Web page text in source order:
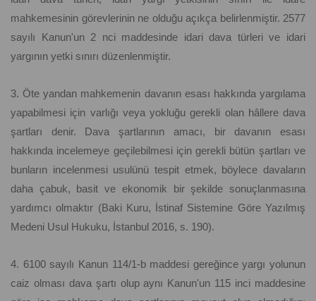
mahkemesinin görevlerinin ne olduğu açıkça belirlenmiştir. 2577
sayılı Kanun'un 2 nci maddesinde idari dava türleri ve idari
yargının yetki sınırı düzenlenmiştir.
3. Öte yandan mahkemenin davanın esası hakkında yargılama
yapabilmesi için varlığı veya yokluğu gerekli olan hâllere dava
şartları denir. Dava şartlarının amacı, bir davanın esası
hakkında incelemeye geçilebilmesi için gerekli bütün şartları ve
bunların incelenmesi usulünü tespit etmek, böylece davaların
daha çabuk, basit ve ekonomik bir şekilde sonuçlanmasına
yardımcı olmaktır (Baki Kuru, İstinaf Sistemine Göre Yazılmış
Medeni Usul Hukuku, İstanbul 2016, s. 190).
4. 6100 sayılı Kanun 114/1-b maddesi gereğince yargı yolunun
caiz olması dava şartı olup aynı Kanun'un 115 inci maddesine